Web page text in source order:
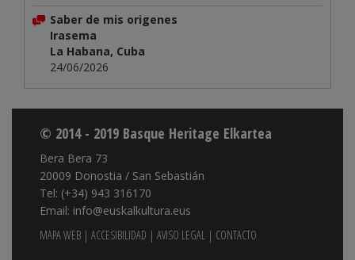
Saber de mis origenes
Irasema
La Habana, Cuba
24/06/2026
© 2014 - 2019 Basque Heritage Elkartea
Bera Bera 73
20009 Donostia / San Sebastián
Tel: (+34) 943 316170
Email: info@euskalkultura.eus
MAPA WEB | ACCESIBILIDAD | AVISO LEGAL | CONTACTO